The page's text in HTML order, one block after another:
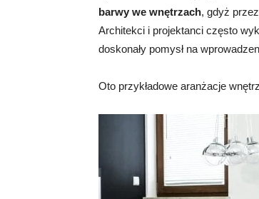
barwy we wnętrzach, gdyż
Architekci i projektanci często
doskonały pomysł na
Oto przykładowe aranżacje